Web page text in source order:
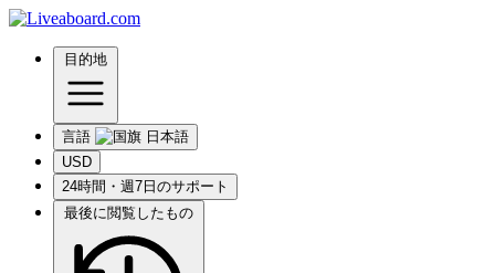
目的地
言語
USD
24時間・週7日のサポート
最後に閲覧したもの